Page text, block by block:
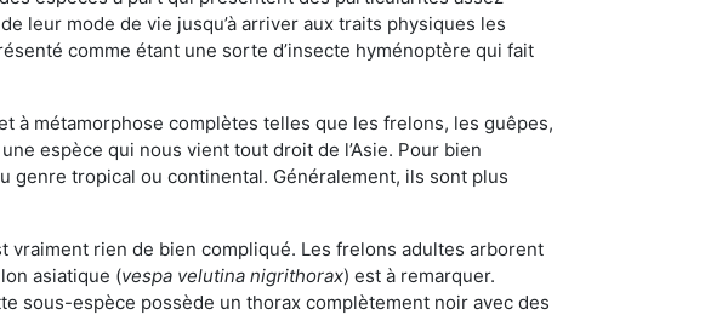
leur mode de vie jusqu’à arriver aux traits physiques les
comme étant une sorte d’insecte hyménoptère qui fait
à métamorphose complètes telles que les frelons, les guêpes,
espèce qui nous vient tout droit de l’Asie. Pour bien
genre tropical ou continental. Généralement, ils sont plus
vraiment rien de bien compliqué. Les frelons adultes arborent
asiatique (vespa velutina nigrithorax) est à remarquer.
sous-espèce possède un thorax complètement noir avec des